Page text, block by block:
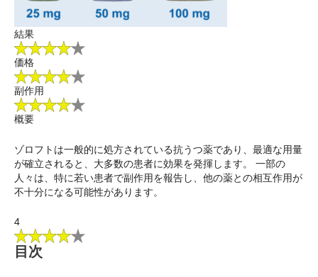
結果
価格
副作用
概要
ゾロフトは一般的に処方されている抗うつ薬であり、最適な用量
が確立されると、大多数の患者に効果を発揮します。 一部の
人々は、特に若い患者で副作用を報告し、他の薬との相互作用が
不十分になる可能性があります。
4
目次